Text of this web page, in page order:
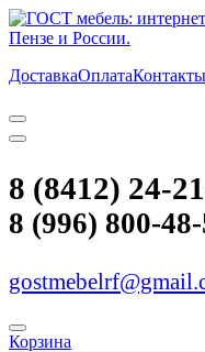
ДоставкаОплатаКонтакты
8 (8412) 24-
8 (996) 800-
Корзина